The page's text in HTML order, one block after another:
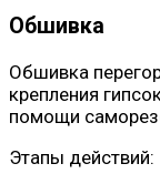
Обшивка
Обшивка
крепления
помощи
Этапы действий: